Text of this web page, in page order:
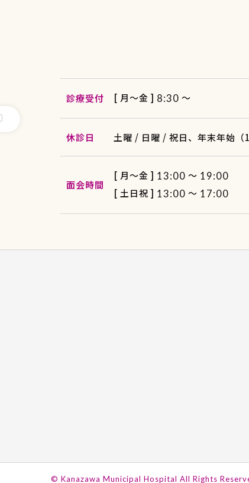
診療受付 [ 月〜金 ] 8:30 〜
休診日 土曜 / 日曜 / 祝日、 年末年始（
面会時間
[ 月〜金 ] 13:00 ～ 19:00
[ 土日祝 ] 13:00 ～ 17:00
© Kanazawa Municipal Hospital All Rights